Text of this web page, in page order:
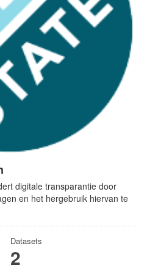
digitale transparantie door
en het hergebruik hiervan te
Datasets
2